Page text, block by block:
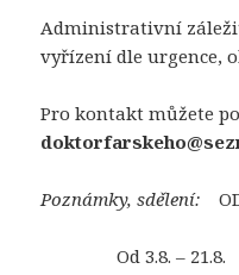
Administrativní
vyřízení dle urgence,
Pro kontakt můžete
Poznámky, sdělení:
Od 3.8. – 21.8.